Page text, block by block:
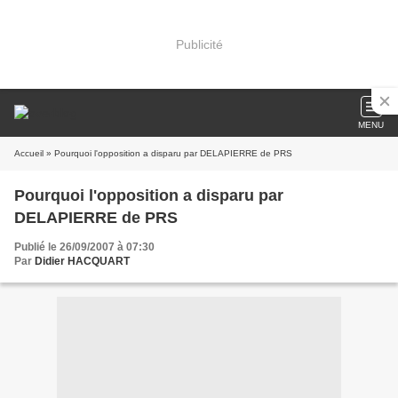
Publicité
MENU
Accueil » Pourquoi l'opposition a disparu par DELAPIERRE de PRS
Pourquoi l'opposition a disparu par
DELAPIERRE de PRS
Publié le 26/09/2007 à 07:30
Par Didier HACQUART